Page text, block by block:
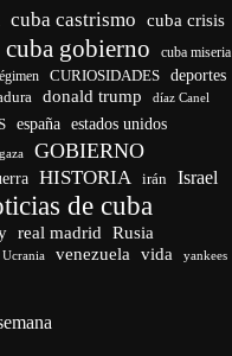
cuba castrismo cuba crisis
cuba gobierno cuba miseria
CURIOSIDADES deportes
donald trump díaz Canel
españa estados unidos
gaza GOBIERNO
HISTORIA irán Israel
de cuba
real madrid Rusia
Ucrania venezuela vida yankees